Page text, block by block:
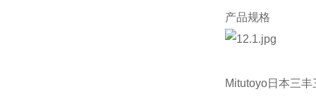
产品规格
Mitutoyo日本三